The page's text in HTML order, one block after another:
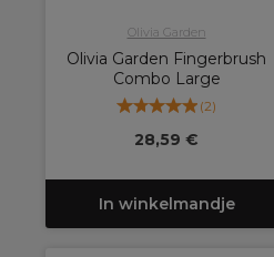
Olivia Garden
Olivia Garden Fingerbrush
Combo Large
(2)
28,59 €
In winkelmandje